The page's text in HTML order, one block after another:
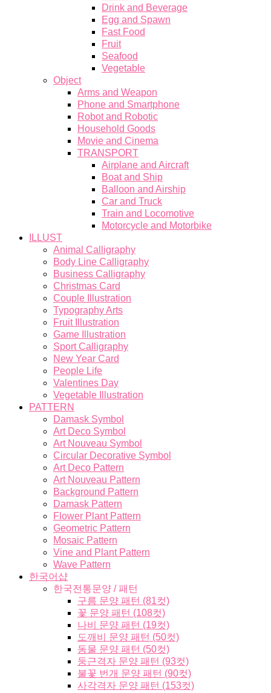
Drink and Beverage
Egg and Spawn
Fast Food
Fruit
Seafood
Vegetable
Object
Arms and Weapon
Phone and Smartphone
Robot and Robotic
Household Goods
Movie and Cinema
TRANSPORT
Airplane and Aircraft
Boat and Ship
Balloon and Airship
Car and Truck
Train and Locomotive
Motorcycle and Motorbike
ILLUST
Animal Calligraphy
Body Line Calligraphy
Business Calligraphy
Christmas Card
Couple Illustration
Typography Arts
Fruit Illustration
Game Illustration
Sport Calligraphy
New Year Card
People Life
Valentines Day
Vegetable Illustration
PATTERN
Damask Symbol
Art Deco Symbol
Art Nouveau Symbol
Circular Decorative Symbol
Art Deco Pattern
Art Nouveau Pattern
Background Pattern
Damask Pattern
Flower Plant Pattern
Geometric Pattern
Mosaic Pattern
Vine and Plant Pattern
Wave Pattern
한국어샵
한국전통문양 / 패턴
구름 문양 패턴 (81컷)
꽃 문양 패턴 (108컷)
나비 문양 패턴 (19컷)
도깨비 문양 패턴 (50컷)
동물 문양 패턴 (50컷)
둥근격자 문양 패턴 (93컷)
불꽃 번개 문양 패턴 (90컷)
사각격자 문양 패턴 (153컷)